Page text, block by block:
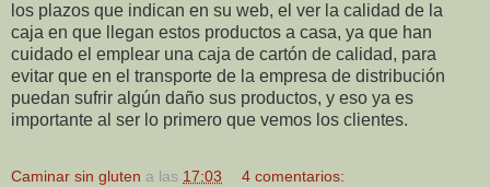
los plazos que indican en su web, el ver la calidad de la
caja en que llegan estos productos a casa, ya que han
cuidado el emplear una caja de cartón de calidad, para
evitar que en el transporte de la empresa de distribución
puedan sufrir algún daño sus productos, y eso ya es
importante al ser lo primero que vemos los clientes.
Caminar sin gluten a las 17:03 4 comentarios: